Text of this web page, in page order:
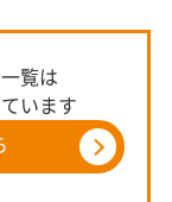
覧は
います